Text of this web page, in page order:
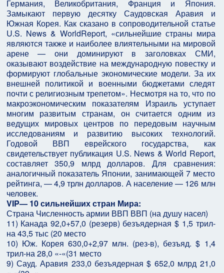
Германия, Великобритания, Франция и Япония.
Замыкают первую десятку Саудовская Аравия и
Южная Корея. Как сказано в сопроводительной статье
U.S. News & WorldReport, «сильнейшие страны мира
являются также и наиболее влиятельными на мировой
арене — они доминируют в заголовках СМИ,
оказывают воздействие на международную повестку и
формируют глобальные экономические модели. За их
внешней политикой и военными бюджетами следят
почти с религиозным трепетом». Несмотря на то, что по
макроэкономическим показателям Израиль уступает
многим развитым странам, он считается одним из
ведущих мировых центров по передовым научным
исследованиям и развитию высоких технологий.
Годовой ВВП еврейского государства, как
свидетельствует публикация U.S. News & World Report,
составляет 350,9 млрд долларов. Для сравнения:
аналогичный показатель Японии, занимающей 7 место
рейтинга, — 4,9 трлн долларов. А население — 126 млн
человек.
VIP— 10 сильнейших стран Мира:
Страна Численность армии ВВП ВВП (на душу насел)
11) Канада 92,0+57,0 (резерв) безъядерная $ 1,5 трил-
на 43,5 тыс (20 место
10) Юж. Корея 630,0+2,97 млн. (рез-в), безъяд. $ 1,4
трил-на 28,0 «-«(31 место
9) Сауд. Аравия 233,0 безъядерная $ 652,0 млрд 21,0